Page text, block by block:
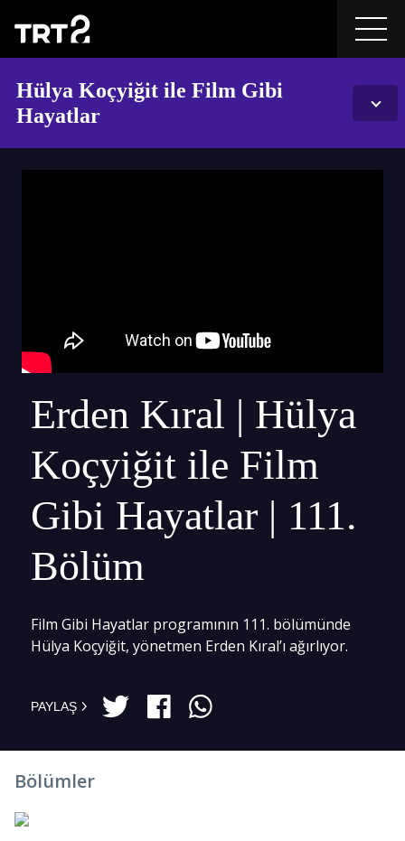
Hülya Koçyiğit ile Film Gibi
Hayatlar
Erden Kıral | Hülya
Koçyiğit ile Film
Gibi Hayatlar | 111.
Bölüm
Film Gibi Hayatlar programının 111. bölümünde
Hülya Koçyiğit, yönetmen Erden Kıral’ı ağırlıyor.
PAYLAŞ
Bölümler